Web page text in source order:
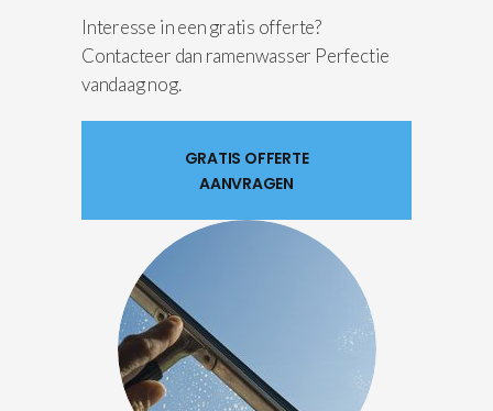
Interesse in een gratis offerte?
Contacteer dan ramenwasser Perfectie
vandaag nog.
GRATIS OFFERTE
AANVRAGEN